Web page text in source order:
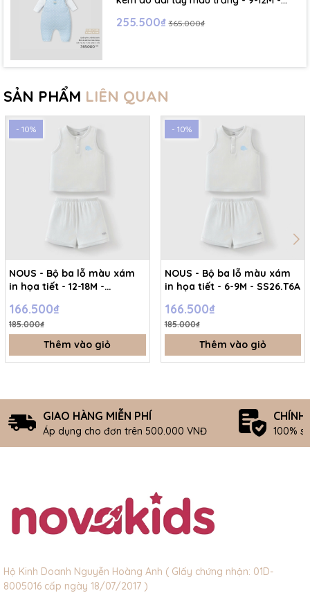
255.500₫ 365.000₫
SẢN PHẨM LIÊN QUAN
- 10%
NOUS - Bộ ba lỗ màu xám
in họa tiết - 12-18M -
166.500₫
185.000₫
Thêm vào giỏ
- 10%
NOUS - Bộ ba lỗ màu xám
in họa tiết - 6-9M - SS26.T6A
166.500₫
185.000₫
Thêm vào giỏ
GIAO HÀNG MIỄN PHÍ
Áp dụng cho đơn trên 500.000 VNĐ
CHÍNH
100%
Hộ Kinh Doanh Nguyễn Hoàng Anh ( GIấy chứng nhận: 01D-
8005016 cấp ngày 18/07/2017 )